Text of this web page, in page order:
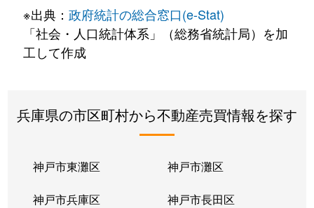
※出典： 政府統計の総合窓口(e-Stat)
「社会・人口統計体系」（総務省統計局）を加
工して作成
兵庫県の市区町村から不動産売買情報を探す
神戸市東灘区 神戸市灘区
神戸市兵庫区 神戸市長田区